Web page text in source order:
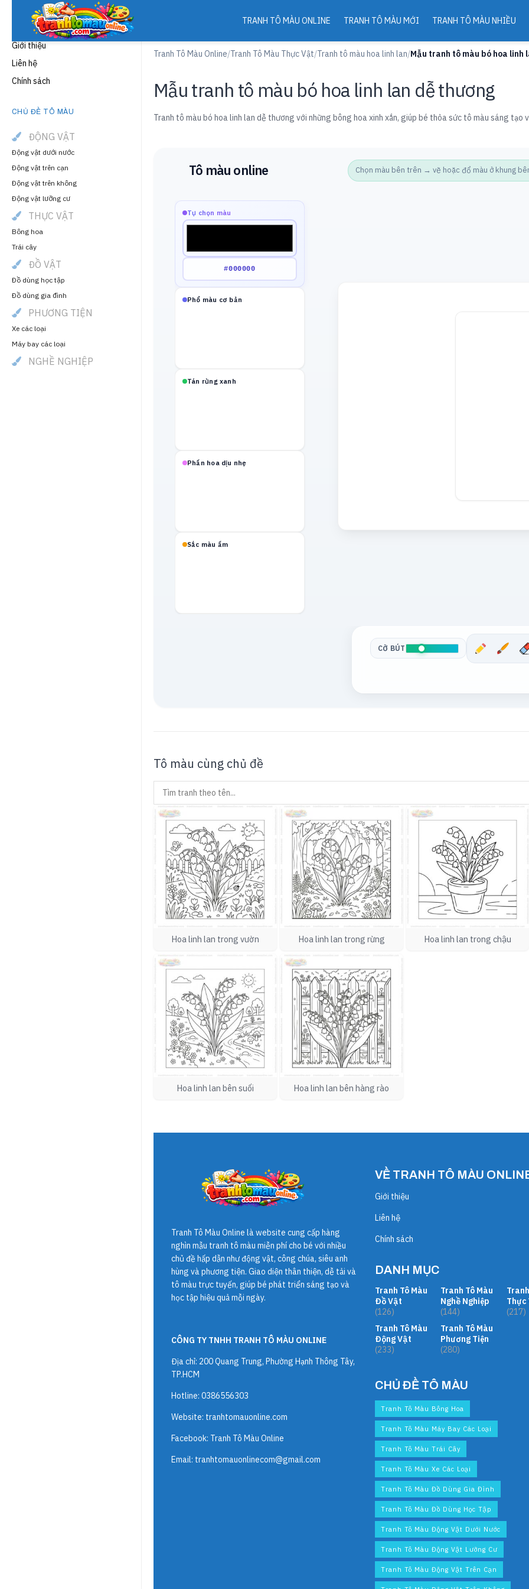
THÔNG TIN
Giới thiệu
Liên hệ
Chính sách
CHỦ ĐỀ TÔ MÀU
ĐỘNG VẬT
Động vật dưới nước
Động vật trên cạn
Động vật trên không
Động vật lưỡng cư
THỰC VẬT
Bông hoa
Trái cây
ĐỒ VẬT
Đồ dùng học tập
Đồ dùng gia đình
PHƯƠNG TIỆN
Xe các loại
Máy bay các loại
NGHỀ NGHIỆP
TRANH TÔ MÀU ONLINE TRANH TÔ MÀU MỚI TRANH TÔ MÀU NHIỀU
Tranh Tô Màu Online/Tranh Tô Màu Thực Vật/Tranh tô màu hoa linh lan/Mẫu tranh tô màu bó hoa linh
Mẫu tranh tô màu bó hoa linh lan dễ thương
Tranh tô màu bó hoa linh lan dễ thương với những bông hoa xinh xắn, giúp bé thỏa sức tô màu sáng tạo
Tô màu online Chọn màu bên trên → vẽ hoặc đổ màu ở khung
Tự chọn màu
Phổ màu cơ bản
Tán rừng xanh
Phấn hoa dịu nhẹ
Sắc màu ấm
CỠ BÚT
Tô màu cùng chủ đề
Hoa linh lan trong vườn Hoa linh lan trong rừng Hoa linh lan trong chậu
Hoa linh lan bên suối Hoa linh lan bên hàng rào
Tranh Tô Màu Online là website cung cấp hàng
nghìn mẫu tranh tô màu miễn phí cho bé với nhiều
chủ đề hấp dẫn như động vật, công chúa, siêu anh
hùng và phương tiện. Giao diện thân thiện, dễ tải và
tô màu trực tuyến, giúp bé phát triển sáng tạo và
học tập hiệu quả mỗi ngày.
CÔNG TY TNHH TRANH TÔ MÀU ONLINE
Địa chỉ: 200 Quang Trung, Phường Hạnh Thông Tây,
TP.HCM
Hotline: 0386556303
Website: tranhtomauonline.com
Facebook: Tranh Tô Màu Online
Email: tranhtomauonlinecom@gmail.com
VỀ TRANH TÔ MÀU
Giới thiệu
Liên hệ
Chính sách
DANH MỤC
Tranh Tô Màu
Đồ Vật
(126)
Tranh Tô Màu
Động Vật
(233)
Tranh Tô Màu
Nghề Nghiệp
(144)
Tranh Tô Màu
Phương Tiện
(280)
Thực
(217)
CHỦ ĐỀ TÔ MÀU
Tranh Tô Màu Bông Hoa
Tranh Tô Màu Máy Bay Các Loại
Tranh Tô Màu Trái Cây
Tranh Tô Màu Xe Các Loại
Tranh Tô Màu Đồ Dùng Gia Đình
Tranh Tô Màu Đồ Dùng Học Tập
Tranh Tô Màu Động Vật Dưới Nước
Tranh Tô Màu Động Vật Lưỡng Cư
Tranh Tô Màu Động Vật Trên Cạn